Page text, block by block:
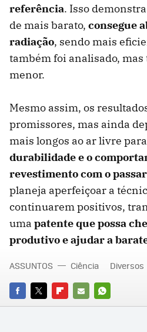
referência. Isso
de mais barato, consegue
radiação, sendo mais
também foi analisado,
menor.
Mesmo assim, os
promissores, mas ainda
mais longos ao ar livre
durabilidade e o
revestimento com o
planeja aperfeiçoar a
continuarem positivos,
uma patente que possa
produtivo e ajudar a
FACEBOOK
TWITTERFLIPBOARD
E-
WHATSAPP
ASSUNTOS Ciência Diversos